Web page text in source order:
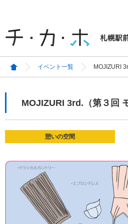
イベント一覧 MOJIZURI
MOJIZURI 3rd.（第３回
憩いの空間